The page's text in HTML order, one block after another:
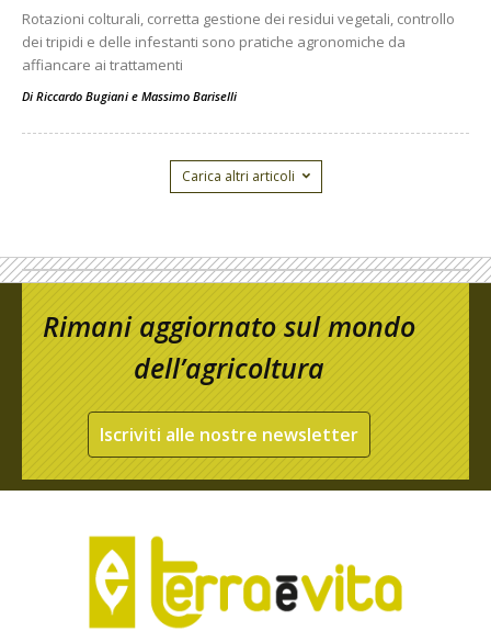
Rotazioni colturali, corretta gestione dei residui vegetali, controllo
dei tripidi e delle infestanti sono pratiche agronomiche da
affiancare ai trattamenti
Di Riccardo Bugiani e Massimo Bariselli
Carica altri articoli
Rimani aggiornato sul mondo
dell’agricoltura
Iscriviti alle nostre newsletter